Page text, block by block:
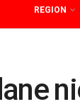
REGION